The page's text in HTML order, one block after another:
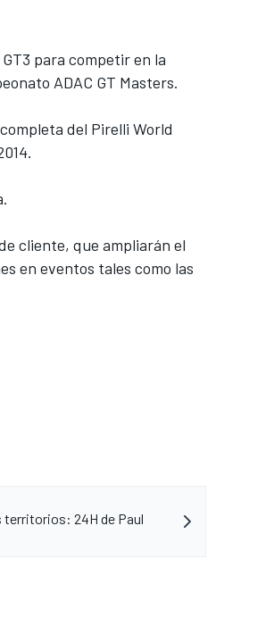
para competir en la
ADAC GT Masters.
del Pirelli World
cliente, que ampliarán el
en eventos tales como las
territorios: 24H de Paul